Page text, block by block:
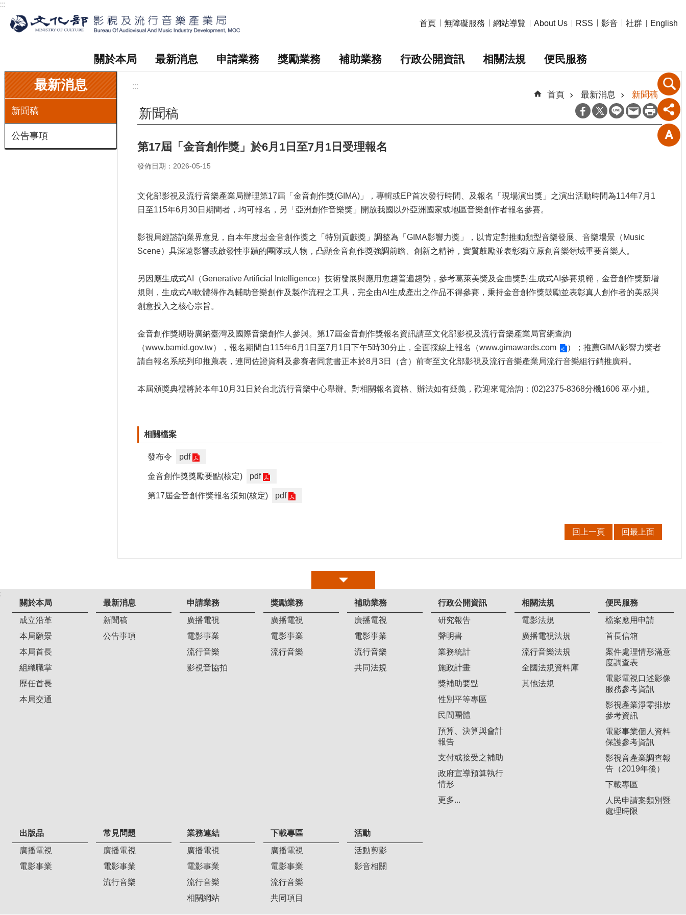
首頁 無障礙服務 網站導覽 About Us RSS 影音 社群 English
關於本局 最新消息 申請業務 獎勵業務 補助業務 行政公開資訊 相關法規 便民服務
:::
最新消息
新聞稿
公告事項
:::
首頁 最新消息 新聞稿
新聞稿
第17屆「金音創作獎」於6月1日至7月1日受理報名
發佈日期：2026-05-15
文化部影視及流行音樂產業局辦理第17屆「金音創作獎(GIMA)」，專輯或EP首次發行時間、及報名「現場演出獎」之演出活動時間為114年7月1
日至115年6月30日期間者，均可報名，另「亞洲創作音樂獎」開放我國以外亞洲國家或地區音樂創作者報名參賽。
影視局經諮詢業界意見，自本年度起金音創作獎之「特別貢獻獎」調整為「GIMA影響力獎」，以肯定對推動類型音樂發展、音樂場景（Music
Scene）具深遠影響或啟發性事蹟的團隊或人物，凸顯金音創作獎強調前瞻、創新之精神，實質鼓勵並表彰獨立原創音樂領域重要音樂人。
另因應生成式AI（Generative Artificial Intelligence）技術發展與應用愈趨普遍趨勢，參考葛萊美獎及金曲獎對生成式AI參賽規範，金音創作獎新增
規則，生成式AI軟體得作為輔助音樂創作及製作流程之工具，完全由AI生成產出之作品不得參賽，秉持金音創作獎鼓勵並表彰真人創作者的美感與
創意投入之核心宗旨。
金音創作獎期盼廣納臺灣及國際音樂創作人參與。第17屆金音創作獎報名資訊請至文化部影視及流行音樂產業局官網查詢
（www.bamid.gov.tw），報名期間自115年6月1日至7月1日下午5時30分止，全面採線上報名（www.gimawards.com
）；推薦GIMA影響力獎者
請自報名系統列印推薦表，連同佐證資料及參賽者同意書正本於8月3日（含）前寄至文化部影視及流行音樂產業局流行音樂組行銷推廣科。
本屆頒獎典禮將於本年10月31日於台北流行音樂中心舉辦。對相關報名資格、辦法如有疑義，歡迎來電洽詢：(02)2375-8368分機1606 巫小姐。
相關檔案
發布令 pdf
金音創作獎獎勵要點(核定) pdf
第17屆金音創作獎報名須知(核定) pdf
回上一頁 回最上面
關於本局
成立沿革
本局願景
本局首長
組織職掌
歷任首長
本局交通
最新消息
新聞稿
公告事項
申請業務
廣播電視
電影事業
流行音樂
影視音協拍
獎勵業務
廣播電視
電影事業
流行音樂
補助業務
廣播電視
電影事業
流行音樂
共同法規
行政公開資訊
研究報告
聲明書
業務統計
施政計畫
獎補助要點
性別平等專區
民間團體
預算、決算與會計
報告
支付或接受之補助
政府宣導預算執行
情形
更多...
相關法規
電影法規
廣播電視法規
流行音樂法規
全國法規資料庫
其他法規
便民服務
檔案應用申請
首長信箱
案件處理情形滿意
度調查表
電影電視口述影像
服務參考資訊
影視產業淨零排放
參考資訊
電影事業個人資料
保護參考資訊
影視音產業調查報
告（2019年後）
下載專區
人民申請案類別暨
處理時限
出版品
廣播電視
電影事業
常見問題
廣播電視
電影事業
流行音樂
業務連結
廣播電視
電影事業
流行音樂
相關網站
下載專區
廣播電視
電影事業
流行音樂
共同項目
活動
活動剪影
影音相關